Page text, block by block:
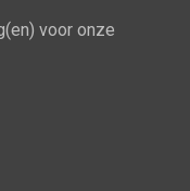
voor onze